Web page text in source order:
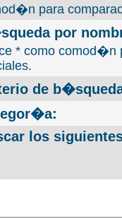
para
por
* como comod�n
de
los